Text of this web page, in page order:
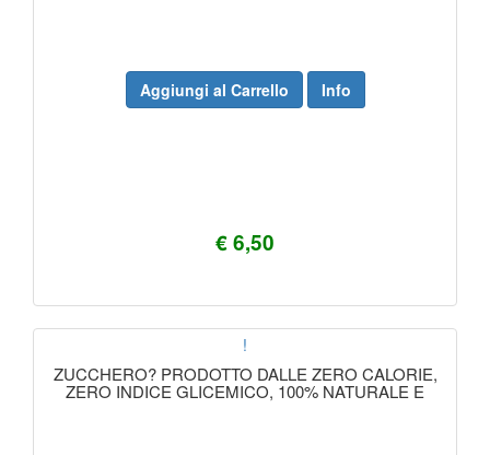
€ 6,50
Aggiungi al Carrello Info
!
ZUCCHERO? PRODOTTO DALLE ZERO CALORIE,
ZERO INDICE GLICEMICO, 100% NATURALE E